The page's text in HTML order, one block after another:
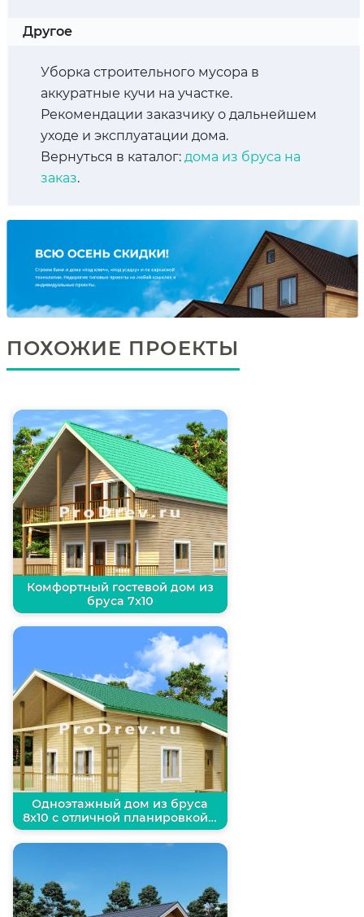
Другое
Уборка строительного мусора в
аккуратные кучи на участке.
Рекомендации заказчику о дальнейшем
уходе и эксплуатации дома.
Вернуться в каталог: дома из бруса на
заказ.
ПОХОЖИЕ ПРОЕКТЫ
Комфортный гостевой дом из
бруса 7х10
Одноэтажный дом из бруса
8х10 с отличной планировкой…